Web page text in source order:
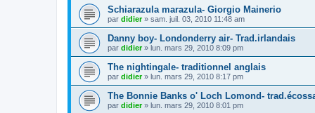
Schiarazula marazula- Giorgio Mainerio
par didier» sam. juil. 03, 2010 11:48 am
Danny boy- Londonderry air- Trad.irlandais
par didier» lun. mars 29, 2010 8:09 pm
The nightingale- traditionnel anglais
par didier» lun. mars 29, 2010 8:17 pm
The Bonnie Banks o' Loch Lomond-
par didier» lun. mars 29, 2010 8:01 pm